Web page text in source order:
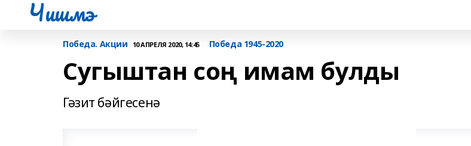
Чишмэ
Победа. Акции 10 АПРЕЛЯ 2020, 14:45 Победа 1945-2020
Сугыштан соң имам булды
Гәзит бәйгесенә